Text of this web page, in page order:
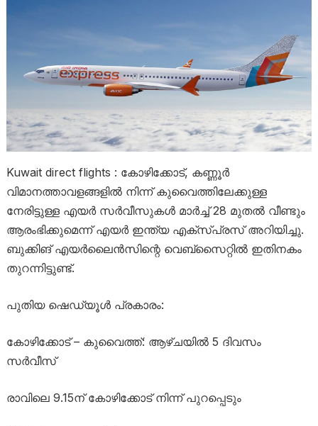
Kuwait direct flights : കോഴിക്കോട്, കണ്ണൂർ
വിമാനത്താവളങ്ങളിൽ നിന്ന് കുവൈത്തിലേക്കുള്ള
നേരിട്ടുള്ള എയർ സർവീസുകൾ മാർച്ച് 28 മുതൽ വീണ്ടും
ആരംഭിക്കുമെന്ന് എയർ ഇന്ത്യ എക്സ്പ്രസ് അറിയിച്ചു.
ബുക്കിങ് എയർലൈൻസിന്റെ വെബ്സൈറ്റിൽ ഇതിനകം
തുറന്നിട്ടുണ്ട്.
പുതിയ ഷെഡ്യൂൾ പ്രകാരം:
കോഴിക്കോട് – കുവൈത്ത്: ആഴ്ചയിൽ 5 ദിവസം
സർവീസ്
രാവിലെ 9.15ന് കോഴിക്കോട് നിന്ന് പുറപ്പെടും